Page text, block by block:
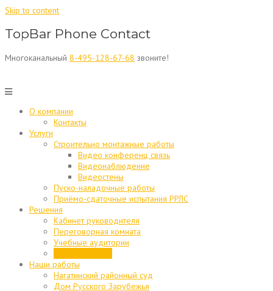
Skip to content
TopBar Phone Contact
Многоканальный 8-495-128-67-68 звоните!
О компании
Контакты
Услуги
Строительно монтажные работы
Видео конференц связь
Видеонаблюдение
Видеостены
Пуско-наладочные работы
Приёмо-сдаточные испытания РРЛС
Решения
Кабинет руководителя
Переговорная комната
Учебные аудитории
Наши работы
Нагатинский районный суд
Дом Русского Зарубежья